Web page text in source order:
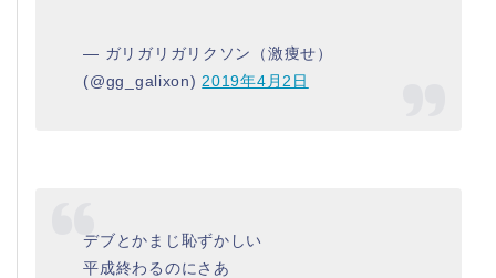
— ガリガリガリクソン（激痩せ）
(@gg_galixon) 2019年4月2日
デブとかまじ恥ずかしい
平成終わるのにさあ